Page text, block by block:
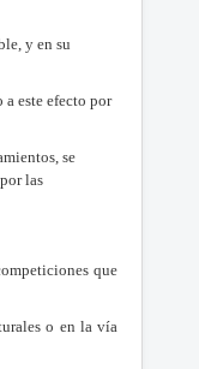
y en su
este efecto por
se
las
que
o en la vía